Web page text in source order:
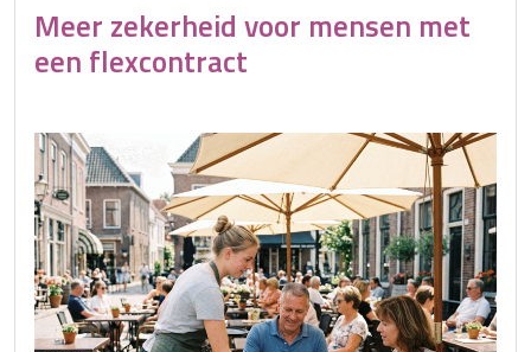
Meer zekerheid voor mensen met
een flexcontract